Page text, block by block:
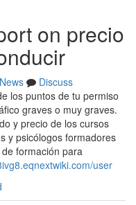
on precio
News
Discuss
los puntos de tu permiso
graves o muy graves.
y precio de los cursos
y psicólogos formadores
formación para
user